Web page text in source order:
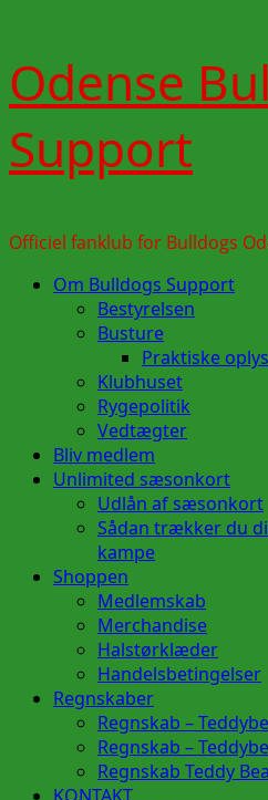
to
content
Odense
Support
Officiel fanklub for Bulldogs
PrimaryOm Bulldogs Support
Bestyrelsen
Busture
Praktiske
Klubhuset
Rygepolitik
Vedtægter
Bliv medlem
Unlimited sæsonkort
Udlån af sæsonkort
Sådan trækker du
kampe
Shoppen
Medlemskab
Merchandise
Halstørklæder
Handelsbetingelser
Regnskaber
Regnskab –
Regnskab –
Regnskab Teddy